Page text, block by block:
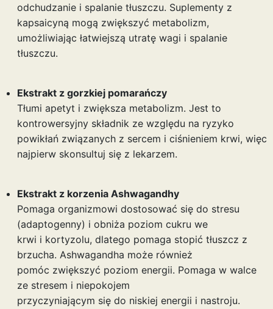
odchudzanie i spalanie tłuszczu. Suplementy z
kapsaicyną mogą zwiększyć metabolizm,
umożliwiając łatwiejszą utratę wagi i spalanie
tłuszczu.
Ekstrakt z gorzkiej pomarańczy
Tłumi apetyt i zwiększa metabolizm. Jest to
kontrowersyjny składnik ze względu na ryzyko
powikłań związanych z sercem i ciśnieniem krwi, więc
najpierw skonsultuj się z lekarzem.
Ekstrakt z korzenia Ashwagandhy
Pomaga organizmowi dostosować się do stresu
(adaptogenny) i obniża poziom cukru we
krwi i kortyzolu, dlatego pomaga stopić tłuszcz z
brzucha. Ashwagandha może również
pomóc zwiększyć poziom energii. Pomaga w walce
ze stresem i niepokojem
przyczyniającym się do niskiej energii i nastroju.